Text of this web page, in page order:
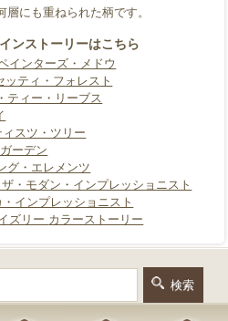
にも重ねられた柄です。
ンストーリーはこちら
インターズ・メドウ
ティ・フォレスト
ティー・リーブス
スツ・ツリー
ーデン
グ・エレメンツ
・モダン・インプレッショニスト
インプレッショニスト
ズリー カラーストーリー